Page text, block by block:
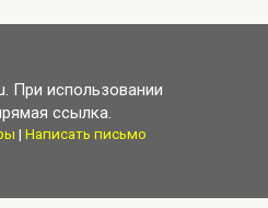
При использовании
ссылка.
| Написать письмо